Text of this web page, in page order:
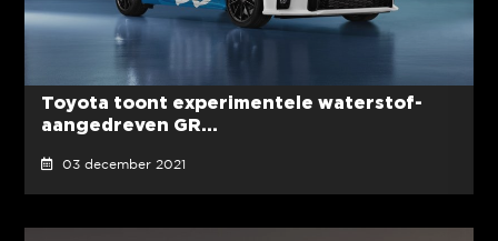
Toyota toont experimentele waterstof-
aangedreven GR...
03 december 2021